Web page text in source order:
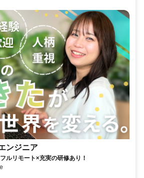
ンジニア
ルリモート×充実の研修あり！